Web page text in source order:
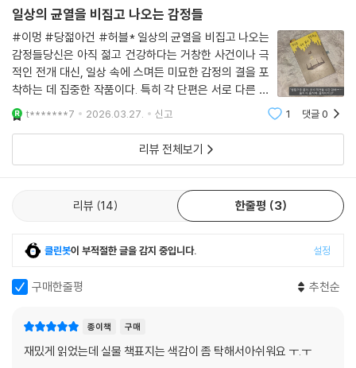
--- p.184, 「후루룩 쩝쩝 맛있는」 중에서
이제 누룩과 관장님을 빻을 차례다.
--- p.212, 「관장님의 마지막 한 모금」 중에서
어깨와 골반 관절이 굳어버린 엄마는 혼자 힘으로 움직일 수 없게 됐다. 목
을 가누는 것만도 힘들어했다. 이모는 엄마를 위해 텔레비전을 천장으로
올렸고 종종 라디오도 틀어놓았다. 정작 엄마가 제일 좋아하는 건 텔레비
결같았다. 하교 종이 치면 친구도 오락실도 분식집도 마다하고 일단 집으
로 가서, 엄마와 함께 시간을 보냈다. 학교에서 있었던 일을 조잘조잘 얘기
하하하가 아닌, 찌르르르 찌르르르.
--- p.238, 「보석의 마음」 중에서
나는 겨울에 태어났다고 이모는 이야기했다.
일주일간 평균 기온이 영하 15도에 육박하고 동파하지 않은 집을 찾기가
난 흡입력을 지님과 동시에 오늘날 우리가 직면한 현실을 외면하지 않고
어떻게 기억하며 내재화할지 묻는 독특한 깊이를 지닌 소설집이다.
작가의 말
“이 책에는 나의 경험이 일부 들어갔다. 붉은 벽돌 창고와 직접 문을 여닫
아야 하는 화물 승강기, 원격 조종으로 알아서 처리되던 온갖 사무 업무와
머리 위로 떨어진 구식 안정기. 다행히 안정기는 어깨로 떨어졌고 약간의
타박상만 남겼다. ‘당신 엄마’와 같은 상황이었다면 ‘그것’의 도움을 마다할
일상의 균열을 비집고 나오는 감정들
#이멍 #당젊아건 #허블* 일상의 균열을 비집고 나오는
감정들당신은 아직 젊고 건강하다는 거창한 사건이나 극
적인 전개 대신, 일상 속에 스며든 미묘한 감정의 결을 포
착하는 데 집중한 작품이다. 특히 각 단편은 서로 다른 상
황을 다루면서도, 인물들이 느끼는 불안과 결핍, 그리고
그것을 견디는 방식에 초점을 맞춘다.이 소설의 특징은 감
정을 ‘설명’하기보다 ‘드러내는’ 방식에
t*******7 2026.03.27. 신고 1 댓글0
리뷰 전체보기
리뷰 14 한줄평 3
클린봇이 부적절한 글을 감지 중입니다. 설정
구매한줄평 추천순
종이책 구매
재밌게 읽었는데 실물 책표지는 색감이 좀 탁해서아쉬워요 ㅜ.ㅜ